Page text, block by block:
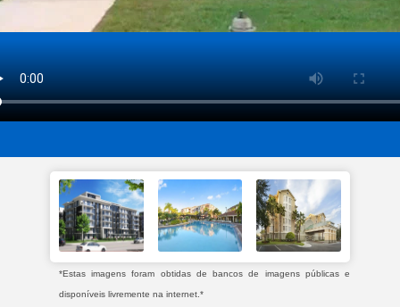
*Estas imagens foram obtidas de bancos de imagens públicas e
disponíveis livremente na internet.*